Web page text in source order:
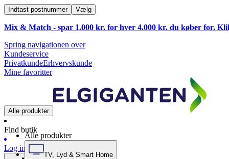
Indtast postnummer Vælg
Mix & Match - spar 1.000 kr. for hver 4.000 kr. du køber for.
Spring navigationen over
Kundeservice
PrivatkundeErhvervskunde
Mine favoritter
Alle produkter
Find butik
Log ind
Alle produkter
TV, Lyd & Smart Home